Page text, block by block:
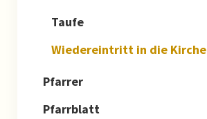
Taufe
Wiedereintritt in die Kirche
Pfarrer
Pfarrblatt